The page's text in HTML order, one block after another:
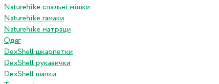
Naturehike спальні мішки
Naturehike гамаки
Naturehike матраци
Одяг
DexShell шкарпетки
DexShell рукавички
DexShell шапки